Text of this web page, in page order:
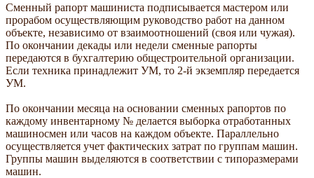
Сменный рапорт машиниста подписывается мастером или
прорабом осуществляющим руководство работ на данном
объекте, независимо от взаимоотношений (своя или чужая).
По окончании декады или недели сменные рапорты
передаются в бухгалтерию общестроительной организации.
Если техника принадлежит УМ, то 2-й экземпляр передается
УМ.
По окончании месяца на основании сменных рапортов по
каждому инвентарному № делается выборка отработанных
машиносмен или часов на каждом объекте. Параллельно
осуществляется учет фактических затрат по группам машин.
Группы машин выделяются в соответствии с типоразмерами
машин.